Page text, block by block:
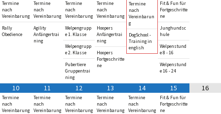
Termine
nach
Vereinbarung
Rally
Obedience
Termine
nach
Vereinbarung
Agility
Anfängertrai
ning
Termine
nach
Vereinbarung
Welpengrupp
e 1. Klasse
Welpengrupp
e 2. Klasse
Pubertiere
Gruppentrai
ning
Termine
nach
Vereinbarung
Hoopers
Anfängertrai
ning
Hoopers
Fortgeschritte
ne
Termine
nach
Vereinbarun
g
DogSchool -
Training in
english
Fit & Fun für
Fortgeschritte
ne
Junghundsc
hule
Welpenstund
e 8 - 16
Welpenstund
e 16 - 24
10
Termine
nach
Vereinbarung
11
Termine
nach
Vereinbarung
12
Termine
nach
Vereinbarung
13
Termine
nach
Vereinbarung
14
Termine
nach
Vereinbarung
15
Fit & Fun für
Fortgeschritte
ne
16